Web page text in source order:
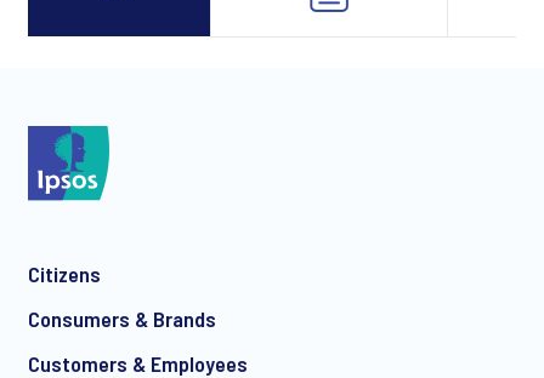
Citizens
Consumers & Brands
Customers & Employees